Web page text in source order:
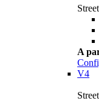
A
V4